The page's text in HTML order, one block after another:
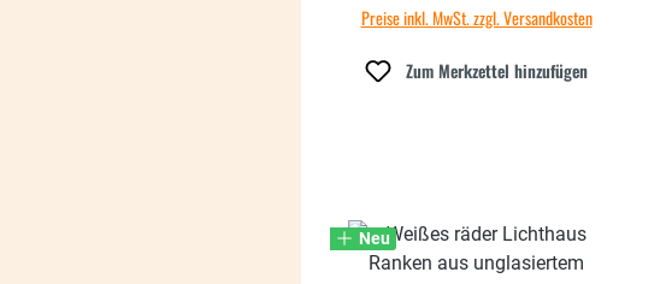
Preise inkl. MwSt. zzgl. Versandkosten
Zum Merkzettel hinzufügen
Neu